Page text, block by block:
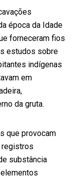
época da Idade
forneceram fios
estudos sobre
indígenas
em
da gruta.
que provocam
registros
substância